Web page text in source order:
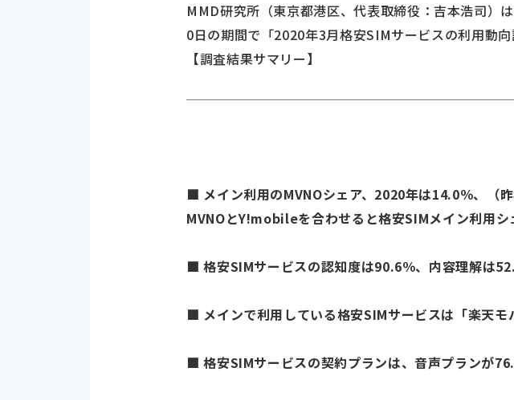
MMD研究所（東京都港区、代表取締役：吉本浩司
0日の期間で「2020年3月格安SIMサービスの利用動向
【調査結果サマリー】
■ メイン利用のMVNOシェア、2020年は14.0％、（昨
MVNOとY!mobileを合わせると格安SIMメイン利用
■ 格安SIMサービスの認知度は90.6％、内容理解は
■ メインで利用している格安SIMサービスは「楽天
■ 格安SIMサービスの契約プランは、音声プランが